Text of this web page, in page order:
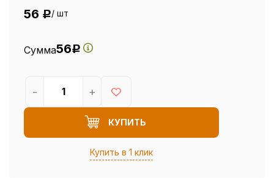
56 Р/ шт
Сумма56Р
КУПИТЬ
Купить в 1 клик
- +